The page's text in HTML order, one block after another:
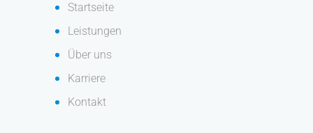
Startseite
Leistungen
Über uns
Karriere
Kontakt